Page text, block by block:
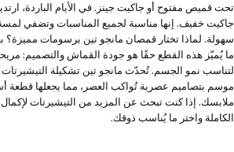
تحت قميص مفتوح أو جاكيت جينز. في الأيام الباردة،
جاكيت خفيف. إنها مناسبة لجميع المناسبات وتضفي
سهولة. لماذا تختار قمصان مانجو تين برسومات مميزة؟
ما يُميّز هذه القطع حقًا هو جودة القماش والتصميم:
لتناسب نمو الجسم. تُحدّث مانجو تين تشكيلة التيشيرتات
موسم بتصاميم عصرية تُواكب العصر، مما يجعلها قطعة
ملابسك. إذا كنت تبحث عن المزيد من التيشيرتات
الكاملة واختر ما يُناسب ذوقك.